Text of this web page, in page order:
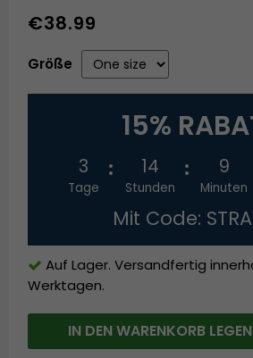
€38.99
Größe
15%
3
Tage
14
Stunden
9
Minuten
Mit Code:
Auf Lager. Versandfertig
Werktagen.
IN DEN WARENKORB